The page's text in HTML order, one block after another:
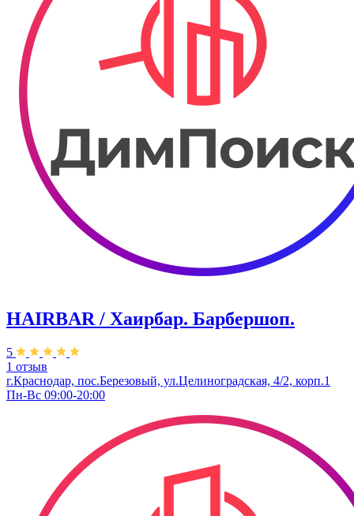
HAIRBAR / Хаирбар. Барбершоп.
5
1 отзыв
г.Краснодар, пос.Березовый, ул.Целиноградская, 4/2, корп.1
Пн-Вс 09:00-20:00